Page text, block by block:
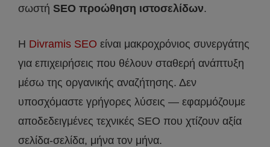
σωστή SEO προώθηση ιστοσελίδων.
Η Divramis SEO είναι μακροχρόνιος συνεργάτης
για επιχειρήσεις που θέλουν σταθερή ανάπτυξη
μέσω της οργανικής αναζήτησης. Δεν
υποσχόμαστε γρήγορες λύσεις — εφαρμόζουμε
αποδεδειγμένες τεχνικές SEO που χτίζουν αξία
σελίδα-σελίδα, μήνα τον μήνα.